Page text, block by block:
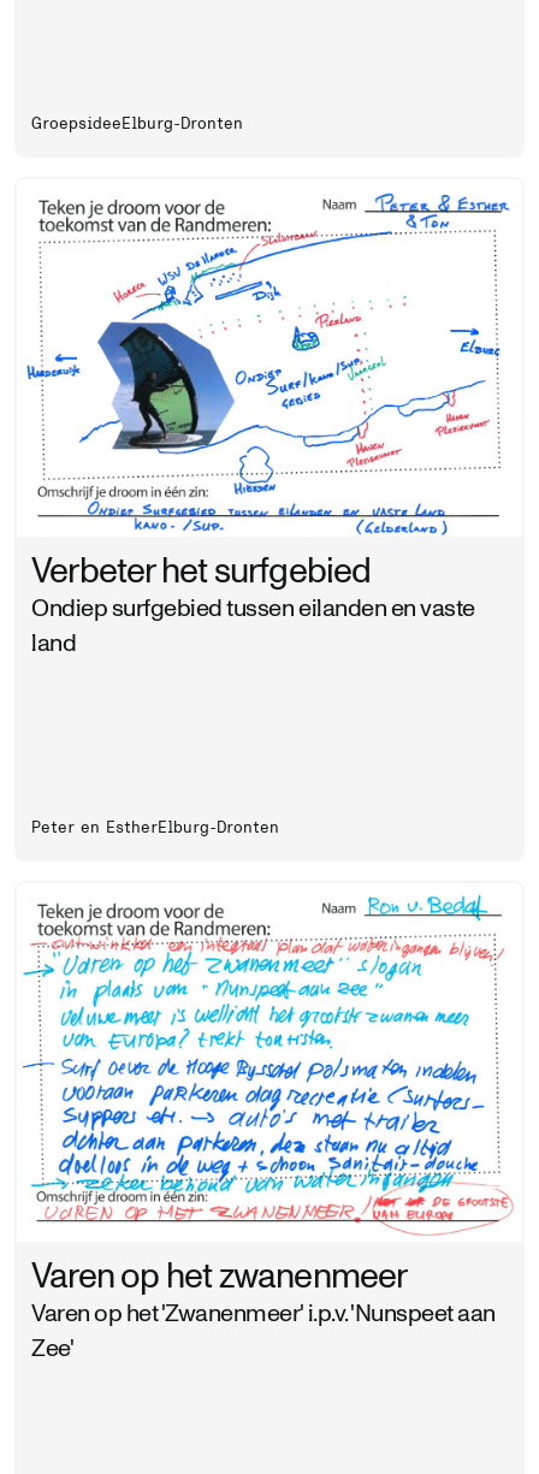
Groepsidee Elburg-Dronten
Verbeter het surfgebied
Ondiep surfgebied tussen eilanden en vaste
land
Peter en EstherElburg-Dronten
Varen op het zwanenmeer
Varen op het 'Zwanenmeer' i.p.v. 'Nunspeet aan
Zee'